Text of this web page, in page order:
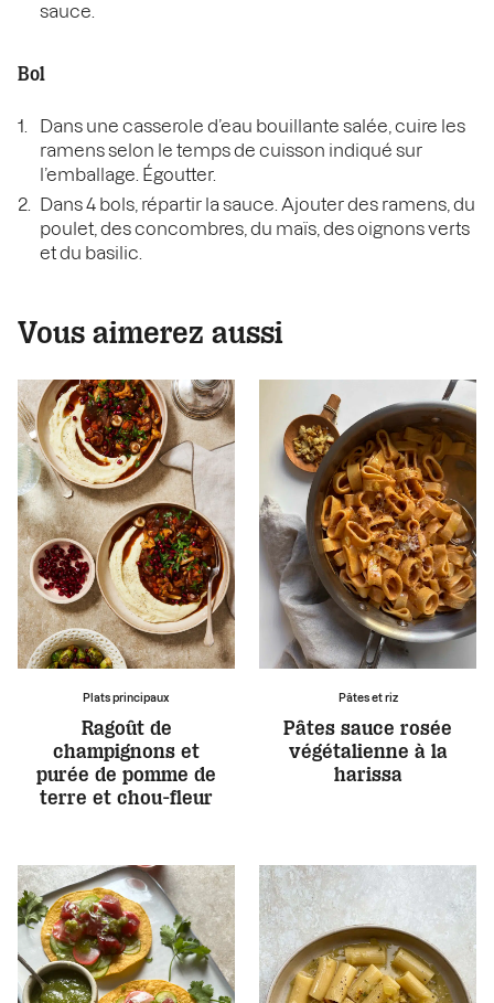
sauce.
Bol
Dans une casserole d’eau bouillante salée, cuire les
ramens selon le temps de cuisson indiqué sur
l’emballage. Égoutter.
Dans 4 bols, répartir la sauce. Ajouter des ramens, du
poulet, des concombres, du maïs, des oignons verts
et du basilic.
Vous aimerez aussi
Plats principaux
Ragoût de
champignons et
purée de pomme de
terre et chou-fleur
Pâtes et riz
Pâtes sauce rosée
végétalienne à la
harissa